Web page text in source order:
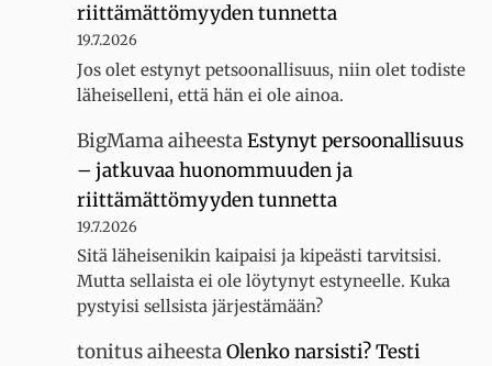
riittämättömyyden tunnetta
19.7.2026
Jos olet estynyt petsoonallisuus, niin olet todiste
läheiselleni, että hän ei ole ainoa.
BigMamaaiheestaEstynyt persoonallisuus
– jatkuvaa huonommuuden ja
riittämättömyyden tunnetta
19.7.2026
Sitä läheisenikin kaipaisi ja kipeästi tarvitsisi.
Mutta sellaista ei ole löytynyt estyneelle. Kuka
pystyisi sellsista järjestämään?
tonitusaiheestaOlenko narsisti? Testi